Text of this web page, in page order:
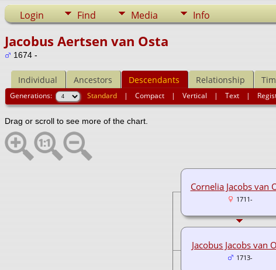
Login Find Media Info
Jacobus Aertsen van Osta
1674 -
Individual Ancestors Descendants Relationship
Generations: Standard |Compact |Vertical |Text |
Drag or scroll to see more of the chart.
Cornelia Jacobs van
1711-
Jacobus Jacobs van
1713-